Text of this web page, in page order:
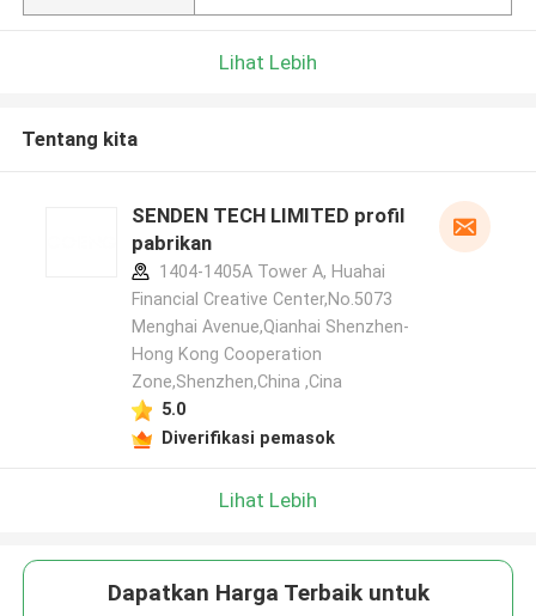
Lihat Lebih
Tentang kita
SENDEN TECH LIMITED profil
pabrikan
1404-1405A Tower A, Huahai
Financial Creative Center,No.5073
Menghai Avenue,Qianhai Shenzhen-
Hong Kong Cooperation
Zone,Shenzhen,China ,Cina
5.0
Diverifikasi pemasok
Lihat Lebih
Dapatkan Harga Terbaik untuk